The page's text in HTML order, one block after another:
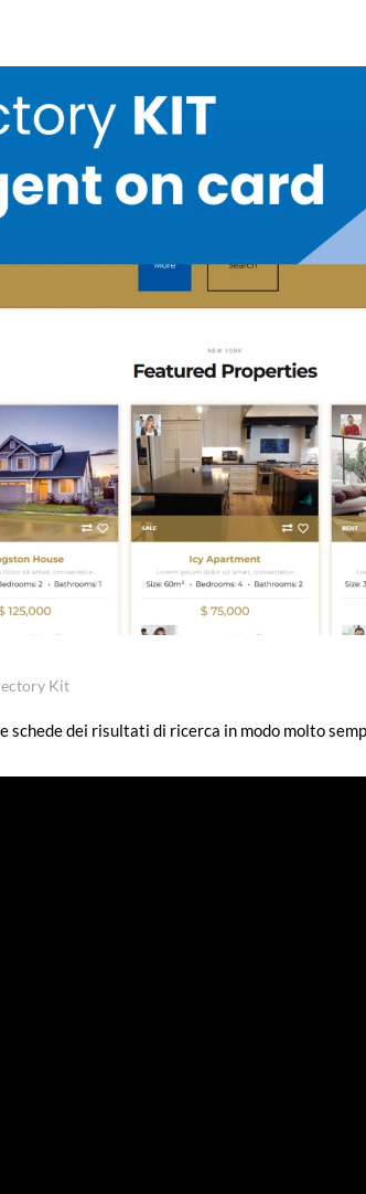
Kit
dei risultati di ricerca in modo molto